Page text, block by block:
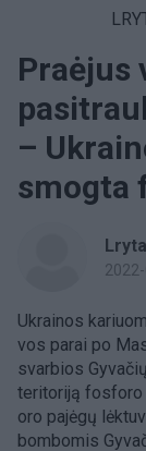
Praėjus
–
smogta
Ukrainos
vos parai po
svarbios
teritoriją fosforo
oro pajėgų
bombomis